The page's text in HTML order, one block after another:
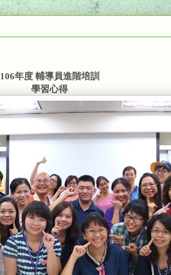
106年度 輔導員進階培訓
學習心得